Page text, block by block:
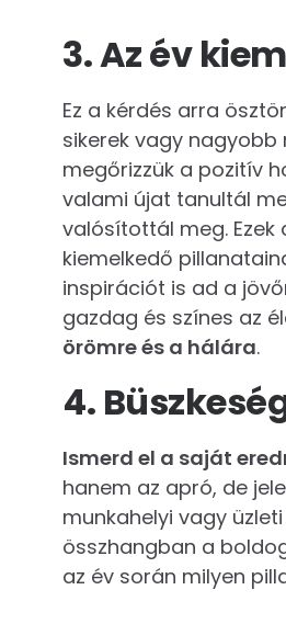
3. Az év
Ez a kérdés arra
sikerek vagy nagyobb
megőrizzük a pozitív
valami újat tanultál
valósítottál meg. Ezek
kiemelkedő
inspirációt is ad a
gazdag és színes az
örömre és a hálára.
4.
Ismerd el a saját
hanem az apró, de
munkahelyi vagy
összhangban a
az év során milyen